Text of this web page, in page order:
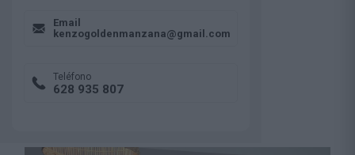
Email
kenzogoldenmanzana@gmail.com
Teléfono
628 935 807